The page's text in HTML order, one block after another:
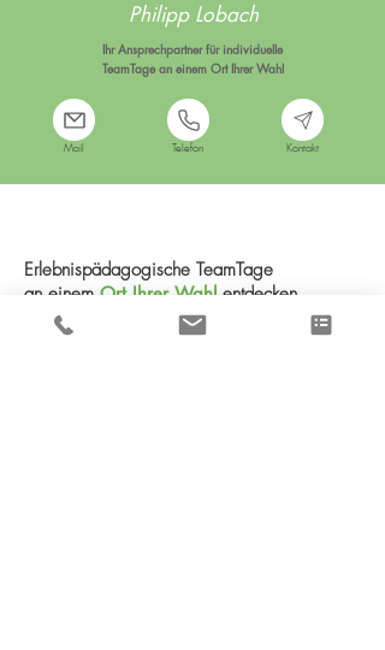
Philipp Lobach
Ihr Ansprechpartner für individuelle
TeamTagean einem Ort Ihrer Wahl
Mail Telefon Kontakt
Erlebnispädagogische TeamTage
an einem Ort Ihrer Wahl entdecken
TeamTag Floßbau